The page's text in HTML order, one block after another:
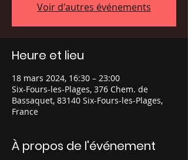
Voir d'autres événements
Heure et lieu
18 mars 2024, 16:30 – 23:00
Six-Fours-les-Plages, 376 Chem. de
Bassaquet, 83140 Six-Fours-les-Plages,
France
À propos de l'événement